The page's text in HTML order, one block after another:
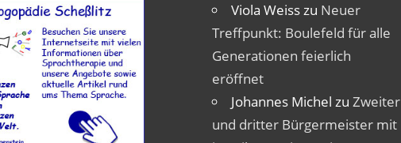
Viola Weisszu Neuer
Treffpunkt: Boulefeld für alle
Generationen feierlich
eröffnet
Johannes Michel zu Zweiter
und dritter Bürgermeister mit